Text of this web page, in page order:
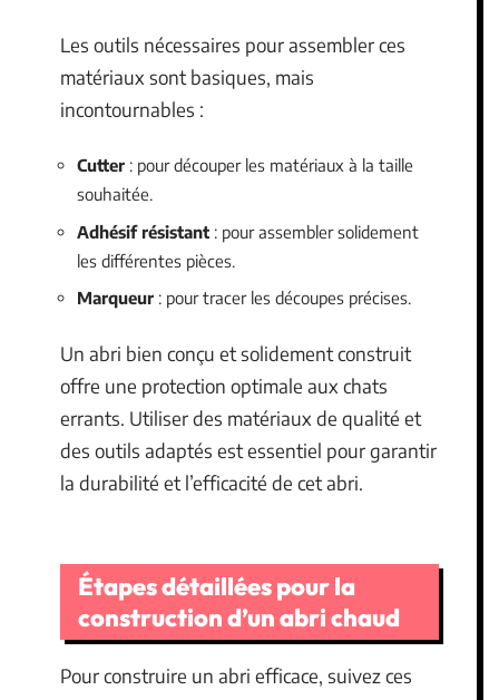
Les outils nécessaires pour assembler ces
matériaux sont basiques, mais
incontournables :
Cutter : pour découper les matériaux à la taille
souhaitée.
Adhésif résistant : pour assembler solidement
les différentes pièces.
Marqueur : pour tracer les découpes précises.
Un abri bien conçu et solidement construit
offre une protection optimale aux chats
errants. Utiliser des matériaux de qualité et
des outils adaptés est essentiel pour garantir
la durabilité et l’efficacité de cet abri.
Étapes détaillées pour la
construction d’un abri chaud
Pour construire un abri efficace, suivez ces